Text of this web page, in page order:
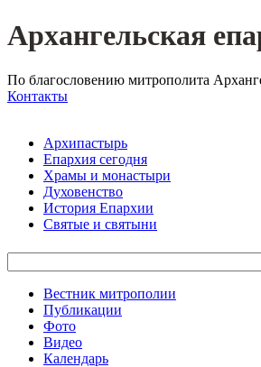
Архангельская
По благословению митрополита
Контакты
Архипастырь
Епархия сегодня
Храмы и монастыри
Духовенство
История Епархии
Святые и святыни
Вестник митрополии
Публикации
Фото
Видео
Календарь